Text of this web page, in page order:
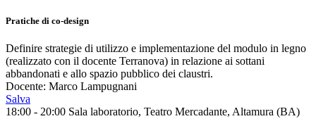
Pratiche di co-design
Definire strategie di utilizzo e implementazione del modulo in legno
(realizzato con il docente Terranova) in relazione ai sottani
abbandonati e allo spazio pubblico dei claustri.
Docente: Marco Lampugnani
Salva
18:00 - 20:00 Sala laboratorio, Teatro Mercadante, Altamura (BA)